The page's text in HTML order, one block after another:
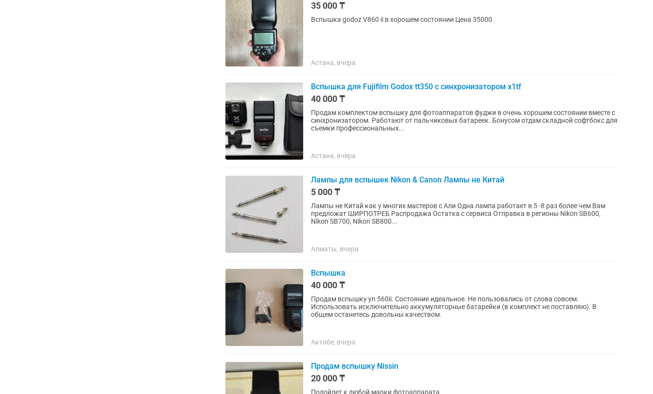
35 000 ₸
Вспышка godoz V860 ii в хорошем состоянии Цена 35000
Астана, вчера
Вспышка для Fujifilm Godox tt350 с синхронизатором x1tf
40 000 ₸
Продам комплектом вспышку для фотоаппаратов фуджи в очень хорошем состоянии вместе с
синхронизатором. Работают от пальчиковых батареек. Бонусом отдам складной софтбокс для
съемки профессиональных...
Астана, вчера
Лампы для вспышек Nikon & Canon Лампы не Китай
5 000 ₸
Лампы не Китай как у многих мастеров с Али Одна лампа работает в 5 -8 раз более чем Вам
предложат ШИРПОТРЕБ Распродажа Остатка с сервиса Отправка в регионы Nikon SB600,
Nikon SB700, Nikon SB800...
Алматы, вчера
Вспышка
40 000 ₸
Продам вспышку yn 560ii. Состояние идеальное. Не пользовались от слова совсем.
Использовать исключительно аккумуляторные батарейки (в комплект не поставляю). В
общем останетесь довольны качеством.
Актобе, вчера
Продам вспышку Nissin
20 000 ₸
Подойдет к любой марки фотоаппарата